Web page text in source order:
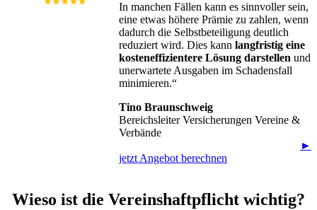
In manchen Fällen kann es sinnvoller sein,
eine etwas höhere Prämie zu zahlen, wenn
dadurch die Selbstbeteiligung deutlich
reduziert wird. Dies kann langfristig eine
kosteneffizientere Lösung darstellen und
unerwartete Ausgaben im Schadensfall
minimieren.“
Tino Braunschweig
Bereichsleiter Versicherungen Vereine &
Verbände
►
jetzt Angebot berechnen
Wieso ist die Vereinshaftpflicht wichtig?